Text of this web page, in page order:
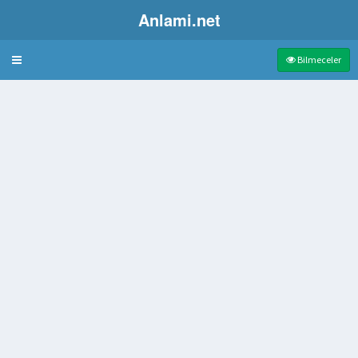
Anlami.net
Bulmaca Bilmeceler